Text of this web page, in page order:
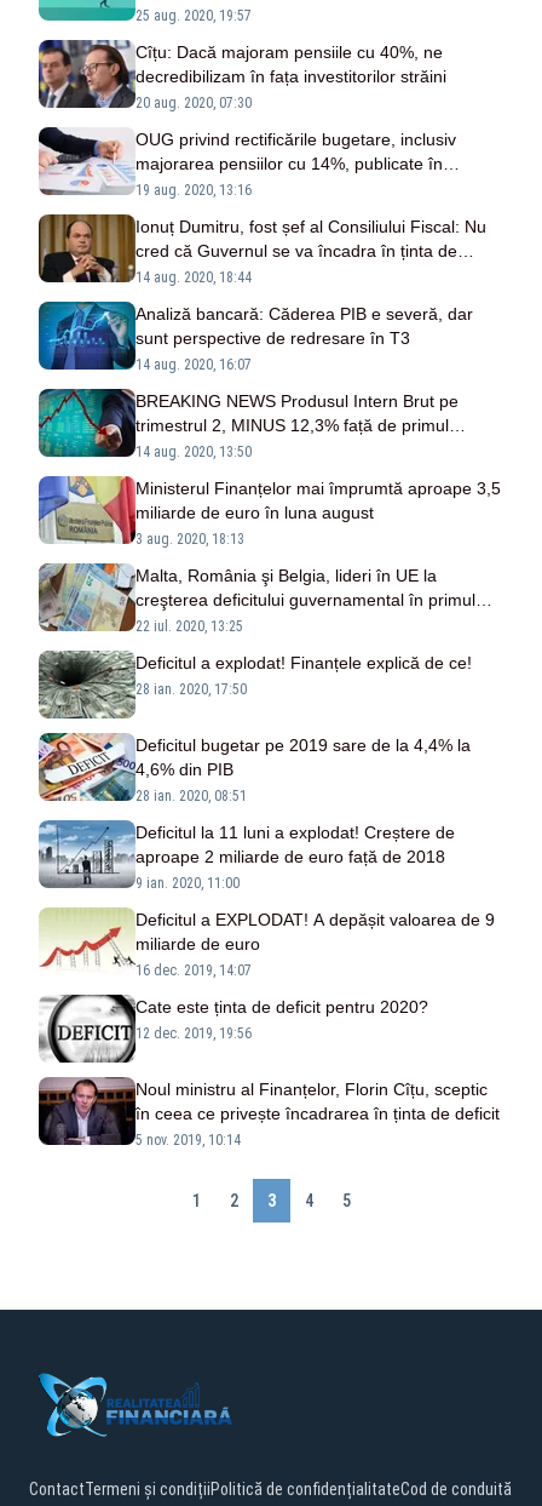
25 aug. 2020, 19:57
Cîțu: Dacă majoram pensiile cu 40%, ne
decredibilizam în fața investitorilor străini
20 aug. 2020, 07:30
OUG privind rectificările bugetare, inclusiv
majorarea pensiilor cu 14%, publicate în
Monitorul Oficial
19 aug. 2020, 13:16
Ionuț Dumitru, fost șef al Consiliului Fiscal: Nu
cred că Guvernul se va încadra în ținta de
deficit
14 aug. 2020, 18:44
Analiză bancară: Căderea PIB e severă, dar
sunt perspective de redresare în T3
14 aug. 2020, 16:07
BREAKING NEWS Produsul Intern Brut pe
trimestrul 2, MINUS 12,3% față de primul
trimestru
14 aug. 2020, 13:50
Ministerul Finanțelor mai împrumtă aproape 3,5
miliarde de euro în luna august
3 aug. 2020, 18:13
Malta, România şi Belgia, lideri în UE la
creşterea deficitului guvernamental în primul
trimestru
22 iul. 2020, 13:25
Deficitul a explodat! Finanțele explică de ce!
28 ian. 2020, 17:50
Deficitul bugetar pe 2019 sare de la 4,4% la
4,6% din PIB
28 ian. 2020, 08:51
Deficitul la 11 luni a explodat! Creștere de
aproape 2 miliarde de euro față de 2018
9 ian. 2020, 11:00
Deficitul a EXPLODAT! A depășit valoarea de 9
miliarde de euro
16 dec. 2019, 14:07
Cate este ținta de deficit pentru 2020?
12 dec. 2019, 19:56
Noul ministru al Finanțelor, Florin Cîțu, sceptic
în ceea ce privește încadrarea în ținta de deficit
5 nov. 2019, 10:14
1 2 3 4 5
ContactTermeni și condițiiPolitică de confidențialitateCod de conduită